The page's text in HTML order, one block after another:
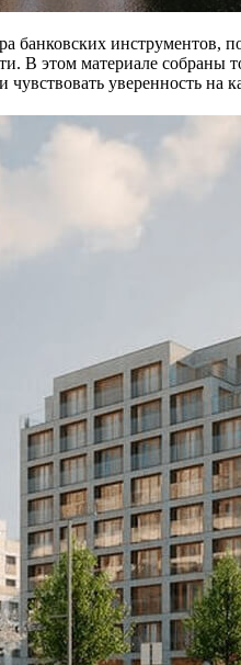
инструментов,
В этом материале
уверенность на